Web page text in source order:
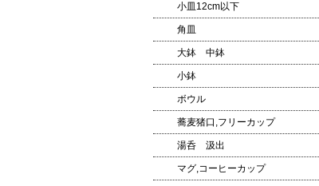
小皿12cm以下
角皿
大鉢 中鉢
小鉢
ボウル
蕎麦猪口,フリーカップ
湯呑 汲出
マグ,コーヒーカップ